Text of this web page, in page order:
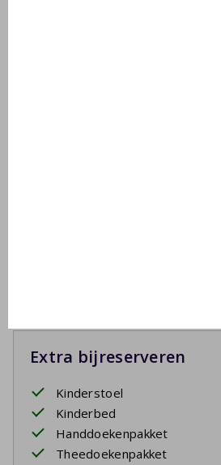
Extra bijreserveren
Kinderstoel
Kinderbed
Handdoekenpakket
Theedoekenpakket